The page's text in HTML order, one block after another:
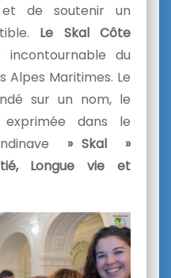
et de soutenir un
Le Skal Côte
du
Alpes Maritimes. Le
sur un nom, le
dans le
» Skal »
Longue vie et